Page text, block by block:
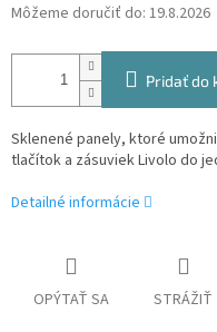
Môžeme doručiť do: 19.8.2026
Pridať do
Sklenené panely, ktoré
tlačítok a zásuviek Livolo do
Detailné informácie
OPÝTAŤ SA STRÁŽIŤ